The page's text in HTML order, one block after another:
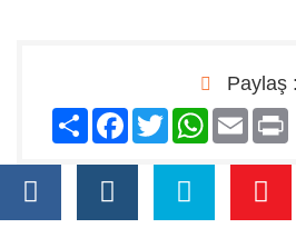
Paylaş :
PaylaşFacebook
TwitterWhatsApp
Email